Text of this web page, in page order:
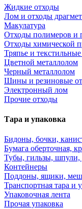
Жидкие отходы
Лом и отходы
Макулатура
Отходы полимеров и
Отходы химической
Тряпье и
Цветной металлолом
Черный металлолом
Шины и резиновые
Электронный лом
Прочие отходы
Тара и упаковка
Бидоны, бочки,
Бумага оберточная,
Тубы, гильзы, шпули,
Контейнеры
Поддоны, ящики,
Транспортная тара и
Упаковочная лента
Прочая упаковка